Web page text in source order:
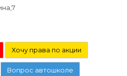
Хочу права по акции
Вопрос автошколе